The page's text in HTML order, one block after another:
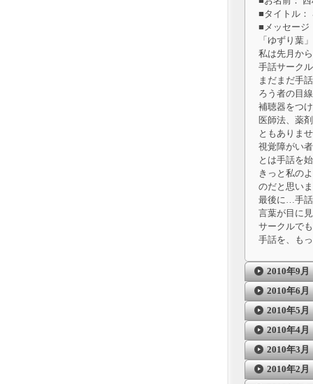
■タイトル：
■メッセージ
「ゆずり葉
私は先月か
手話サーク
まだまだ手
ろう者の目
補聴器をつ
医師法、薬
ともありま
視覚障がい
とは手話を
きっと私の
のだと思い
最後に…手
言葉が目に
サークルで
手話を、も
2010年9月
2010年6月
2010年5月
2010年4月
2010年3月
2010年2月